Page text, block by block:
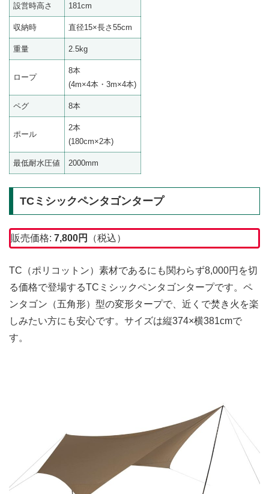
設営時高さ 181cm
収納時 直径15×長さ55cm
重量 2.5kg
ロープ
8本
(4m×4本・3m×4本)
ペグ 8本
ポール
2本
(180cm×2本)
最低耐水圧値 2000mm
TCミシックペンタゴンタープ
販売価格: 7,800円 （税込）
TC（ポリコットン）素材であるにも関わらず8,000円を切
る価格で登場するTCミシックペンタゴンタープです。ペ
ンタゴン（五角形）型の変形タープで、近くで焚き火を楽
しみたい方にも安心です。サイズは縦374×横381cmで
す。